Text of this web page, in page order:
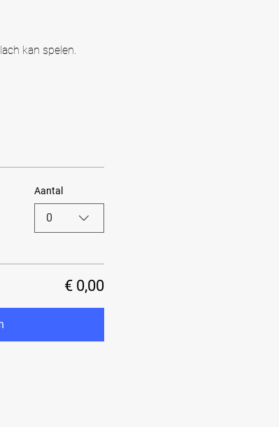
kan spelen.
Aantal
0
€ 0,00